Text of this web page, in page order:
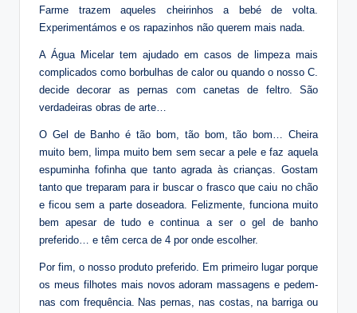
Farme trazem aqueles cheirinhos a bebé de volta.
Experimentámos e os rapazinhos não querem mais nada.
A Água Micelar tem ajudado em casos de limpeza mais
complicados como borbulhas de calor ou quando o nosso C.
decide decorar as pernas com canetas de feltro. São
verdadeiras obras de arte…
O Gel de Banho é tão bom, tão bom, tão bom… Cheira
muito bem, limpa muito bem sem secar a pele e faz aquela
espuminha fofinha que tanto agrada às crianças. Gostam
tanto que treparam para ir buscar o frasco que caiu no chão
e ficou sem a parte doseadora. Felizmente, funciona muito
bem apesar de tudo e continua a ser o gel de banho
preferido… e têm cerca de 4 por onde escolher.
Por fim, o nosso produto preferido. Em primeiro lugar porque
os meus filhotes mais novos adoram massagens e pedem-
nas com frequência. Nas pernas, nas costas, na barriga ou